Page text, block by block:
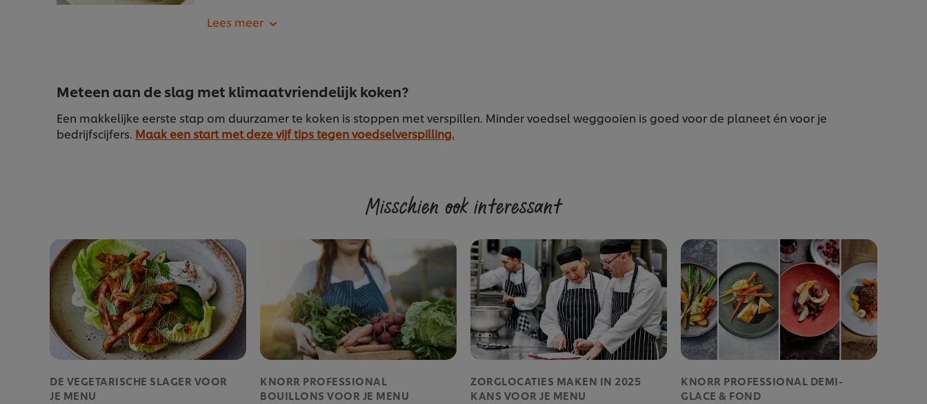
Meteen aan de slag met klimaatvriendelijk koken?
Een makkelijke eerste stap om duurzamer te koken is stoppen met verspillen. Minder voedsel weggooien is goed voor de planeet én voor je
bedrijfscijfers. Maak een start met deze vijf tips tegen voedselverspilling.
Misschien ook interessant
DE VEGETARISCHE SLAGER VOOR
JE MENU
KNORR PROFESSIONAL
BOUILLONS VOOR JE MENU
ZORGLOCATIES MAKEN IN 2025
KANS VOOR JE MENU
KNORR PROFESSIONAL DEMI-
GLACE & FOND